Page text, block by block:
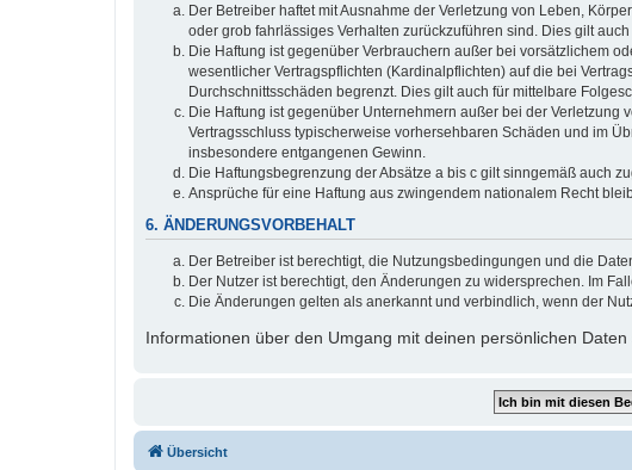
Der Betreiber haftet mit Ausnahme der Verletzung von Leben,
oder grob fahrlässiges Verhalten zurückzuführen sind. Dies gilt
Die Haftung ist gegenüber Verbrauchern außer bei vorsätzlichem
wesentlicher Vertragspflichten (Kardinalpflichten) auf die bei
Durchschnittsschäden begrenzt. Dies gilt auch für mittelbare
Die Haftung ist gegenüber Unternehmern außer bei der
Vertragsschluss typischerweise vorhersehbaren Schäden und im
insbesondere entgangenen Gewinn.
Die Haftungsbegrenzung der Absätze a bis c gilt sinngemäß auch
Ansprüche für eine Haftung aus zwingendem nationalem Recht
6. ÄNDERUNGSVORBEHALT
Der Betreiber ist berechtigt, die Nutzungsbedingungen und die
Der Nutzer ist berechtigt, den Änderungen zu widersprechen. Im
Die Änderungen gelten als anerkannt und verbindlich, wenn der
Informationen über den Umgang mit deinen persönlichen
Übersicht